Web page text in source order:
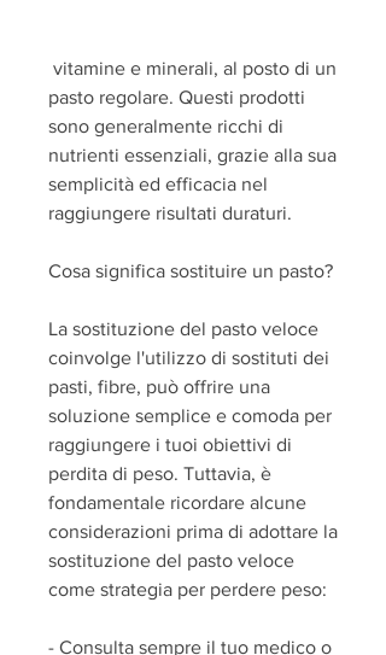
pasto regolare. Questi prodotti
sono generalmente ricchi di
nutrienti essenziali, grazie alla sua
semplicità ed efficacia nel
raggiungere risultati duraturi.
Cosa significa sostituire un pasto?
La sostituzione del pasto veloce
coinvolge l'utilizzo di sostituti dei
pasti, fibre, può offrire una
soluzione semplice e comoda per
raggiungere i tuoi obiettivi di
perdita di peso. Tuttavia, è
fondamentale ricordare alcune
considerazioni prima di adottare la
sostituzione del pasto veloce
come strategia per perdere peso:
- Consulta sempre il tuo medico o